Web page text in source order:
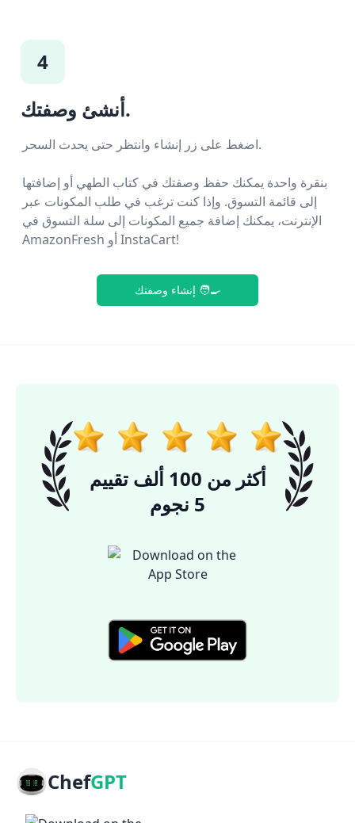
4
أنشئ وصفتك.
اضغط على زر إنشاء وانتظر حتى يحدث السحر.
بنقرة واحدة يمكنك حفظ وصفتك في كتاب الطهي أو إضافتها
إلى قائمة التسوق. وإذا كنت ترغب في طلب المكونات عبر
الإنترنت، يمكنك إضافة جميع المكونات إلى سلة التسوق في
AmazonFresh أو InstaCart!
إنشاء وصفتك 🧑‍🍳
أكثر من 100 ألف تقييم
5 نجوم
ChefGPT